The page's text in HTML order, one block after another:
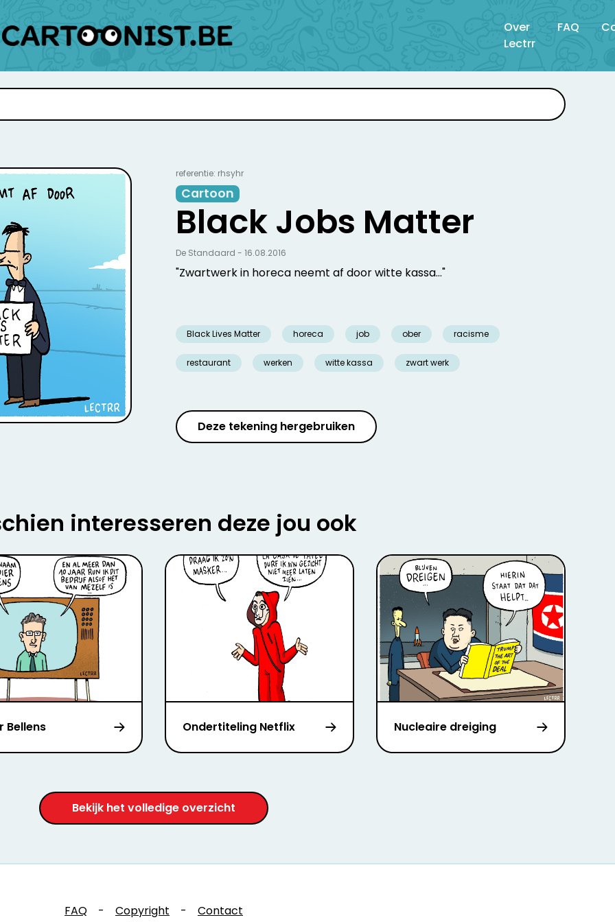
Over
Lectrr
FAQ
referentie: rhsyhr
Cartoon
Black Jobs Matter
"Zwartwerk in horeca neemt af door witte kassa…"
Black Lives Matter horeca job ober racisme
restaurant werken witte kassa zwart werk
De Standaard - 16.08.2016
Deze tekening hergebruiken
interesseren deze jou ook
Bellens Ondertiteling Netflix Nucleaire dreiging
Bekijk het volledige overzicht
FAQ - Copyright - Contact